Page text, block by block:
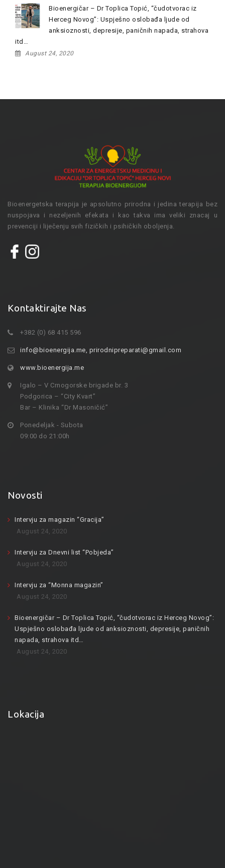
Bioenergičar – Dr Toplica Topić, “čudotvorac iz
Herceg Novog”: Uspješno oslobađa ljude od
anksioznosti, depresije, paničnih napada, strahova
itd…
August 24, 2020
Bioenergetska terapija je apsolutno prirodna i jedina terapija bez
nuspojava i nezeljenih efekata i kao takva ima veliki znacaj u
prevenciji i liječenju svih fizičkih i psihičkih oboljenja.
Kontaktirajte Nas
+382 (0) 68 415 596
info@bioenergija.me prirodnipreparati@gmail.com
www.bioenergija.me
Igalo – V Crnogorske brigade br. 3
Podgorica – “City Kvart”
Bar – Klinika “Dr Masoničić”
Ponedeljak - Subota
09:00 do 21:00h
Novosti
Intervju za magazin “Gracija”
August 24, 2020
Intervju za Dnevni list “Pobjeda”
August 24, 2020
Intervju za “Monna magazin”
August 24, 2020
Bioenergičar – Dr Toplica Topić, “čudotvorac iz Herceg Novog”:
Uspješno oslobađa ljude od anksioznosti, depresije, paničnih
napada, strahova itd…
August 24, 2020
Lokacija